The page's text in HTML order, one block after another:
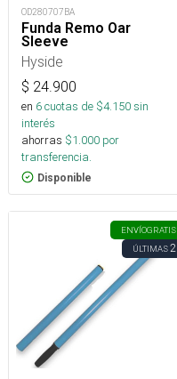
OD280707BA
Funda Remo Oar
Sleeve
Hyside
$ 24.900
en 6cuotas de $4.150sin
interés
ahorras $1.000 por
transferencia.
Disponible
ENVÍOGRATIS
ÚLTIMAS2